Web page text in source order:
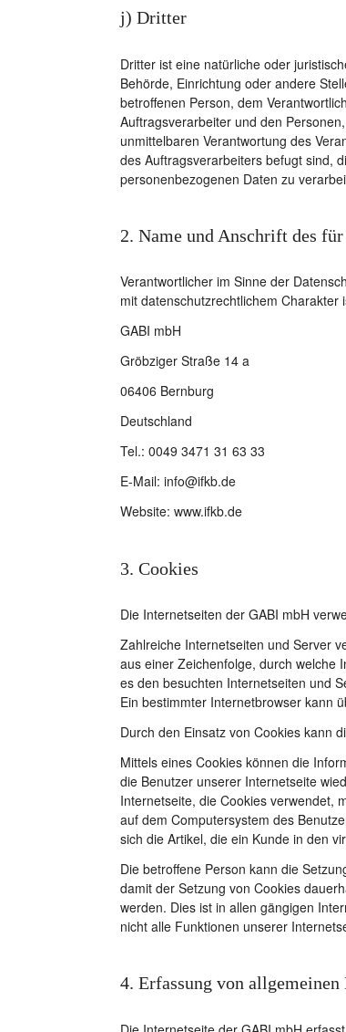
j) Dritter
Dritter ist eine natürliche oder
Behörde, Einrichtung oder andere
betroffenen Person, dem
Auftragsverarbeiter und den
unmittelbaren Verantwortung des
des Auftragsverarbeiters befugt sind,
personenbezogenen Daten zu
2. Name und Anschrift des
Verantwortlicher im Sinne der
mit datenschutzrechtlichem Charakter
GABI mbH
Gröbziger Straße 14 a
06406 Bernburg
Deutschland
Tel.: 0049 3471 31 63 33
E-Mail: info@ifkb.de
Website: www.ifkb.de
3. Cookies
Die Internetseiten der GABI mbH
Zahlreiche Internetseiten und Server
aus einer Zeichenfolge, durch welche
es den besuchten Internetseiten und
Ein bestimmter Internetbrowser kann
Durch den Einsatz von Cookies kann
Mittels eines Cookies können die
die Benutzer unserer Internetseite
Internetseite, die Cookies verwendet,
auf dem Computersystem des
sich die Artikel, die ein Kunde in den
Die betroffene Person kann die
damit der Setzung von Cookies
werden. Dies ist in allen gängigen
nicht alle Funktionen unserer
4. Erfassung von